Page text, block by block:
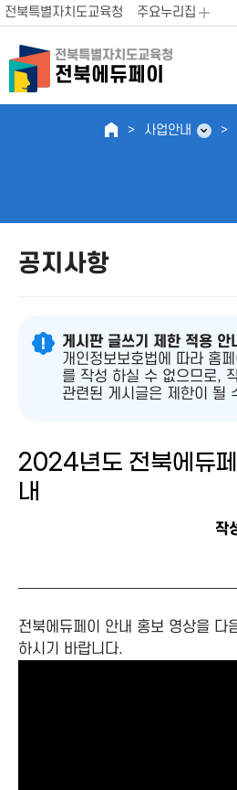
전북특별자치도교육청 주요누리집
전북특별자치도교육청
전북에듀페이
사업안내
공지사항
게시판 글쓰기 제한 적용 안
개인정보보호법에 따라 홈
를 작성 하실 수 없으므로,
관련된 게시글은 제한이 될
2024년도 전북에듀
내
작
전북에듀페이 안내 홍보 영상을 다
하시기 바랍니다.